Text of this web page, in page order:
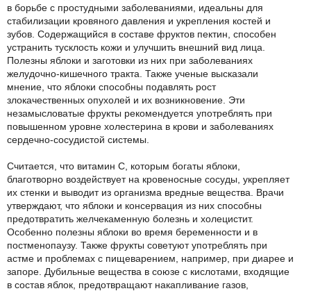
в борьбе с простудными заболеваниями, идеальны для
стабилизации кровяного давления и укрепления костей и
зубов. Содержащийся в составе фруктов пектин, способен
устранить тусклость кожи и улучшить внешний вид лица.
Полезны яблоки и заготовки из них при заболеваниях
желудочно-кишечного тракта. Также ученые высказали
мнение, что яблоки способны подавлять рост
злокачественных опухолей и их возникновение. Эти
незамысловатые фрукты рекомендуется употреблять при
повышенном уровне холестерина в крови и заболеваниях
сердечно-сосудистой системы.
Считается, что витамин С, которым богаты яблоки,
благотворно воздействует на кровеносные сосуды, укрепляет
их стенки и выводит из организма вредные вещества. Врачи
утверждают, что яблоки и консервация из них способны
предотвратить желчекаменную болезнь и холецистит.
Особенно полезны яблоки во время беременности и в
постменопаузу. Также фрукты советуют употреблять при
астме и проблемах с пищеварением, например, при диарее и
запоре. Дубильные вещества в союзе с кислотами, входящие
в состав яблок, предотвращают накапливание газов,